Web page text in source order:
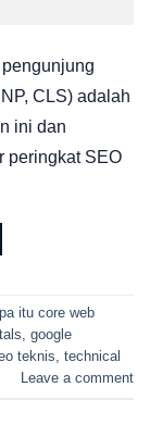
CLS) adalah
ini dan
peringkat SEO
itu core web
google
teknis technical
Leave a comment